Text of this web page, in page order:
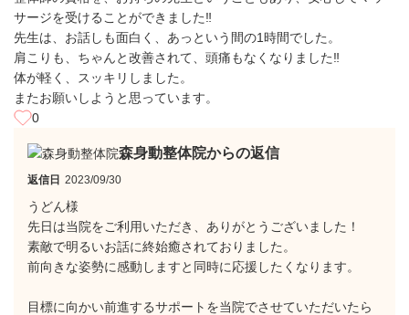
サージを受けることができました‼️
先生は、お話しも面白く、あっという間の1時間でした。
肩こりも、ちゃんと改善されて、頭痛もなくなりました‼️
体が軽く、スッキリしました。
またお願いしようと思っています。
0
森身動整体院からの返信
返信日 2023/09/30
うどん様
先日は当院をご利用いただき、ありがとうございました！
素敵で明るいお話に終始癒されておりました。
前向きな姿勢に感動しますと同時に応援したくなります。
目標に向かい前進するサポートを当院でさせていただいたら